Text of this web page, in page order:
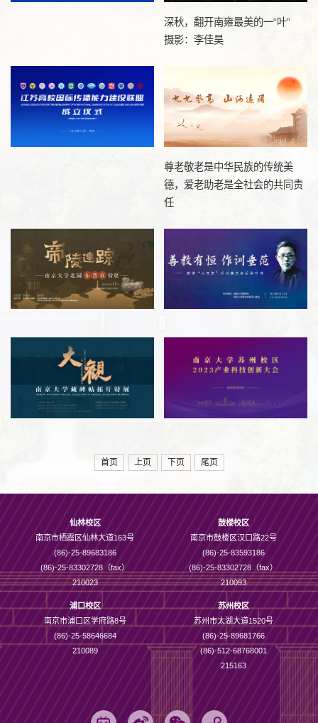
深秋，翻开南雍最美的一“叶”
摄影：李佳昊
尊老敬老是中华民族的传统美
德，爱老助老是全社会的共同责
任
首页 上页 下页 尾页
仙林校区
南京市栖霞区仙林大道163号
(86)-25-89683186
(86)-25-83302728（fax）
210023
鼓楼校区
南京市鼓楼区汉口路22号
(86)-25-83593186
(86)-25-83302728（fax）
210093
浦口校区
南京市浦口区学府路8号
(86)-25-58646684
210089
苏州校区
苏州市太湖大道1520号
(86)-25-89681766
(86)-512-68768001
215163